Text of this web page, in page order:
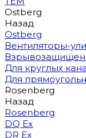
Ostberg
Назад
Ostberg
Вентиляторы-
Для круглых
Для
Rosenberg
Назад
Rosenberg
DQ Ex
DR Ex